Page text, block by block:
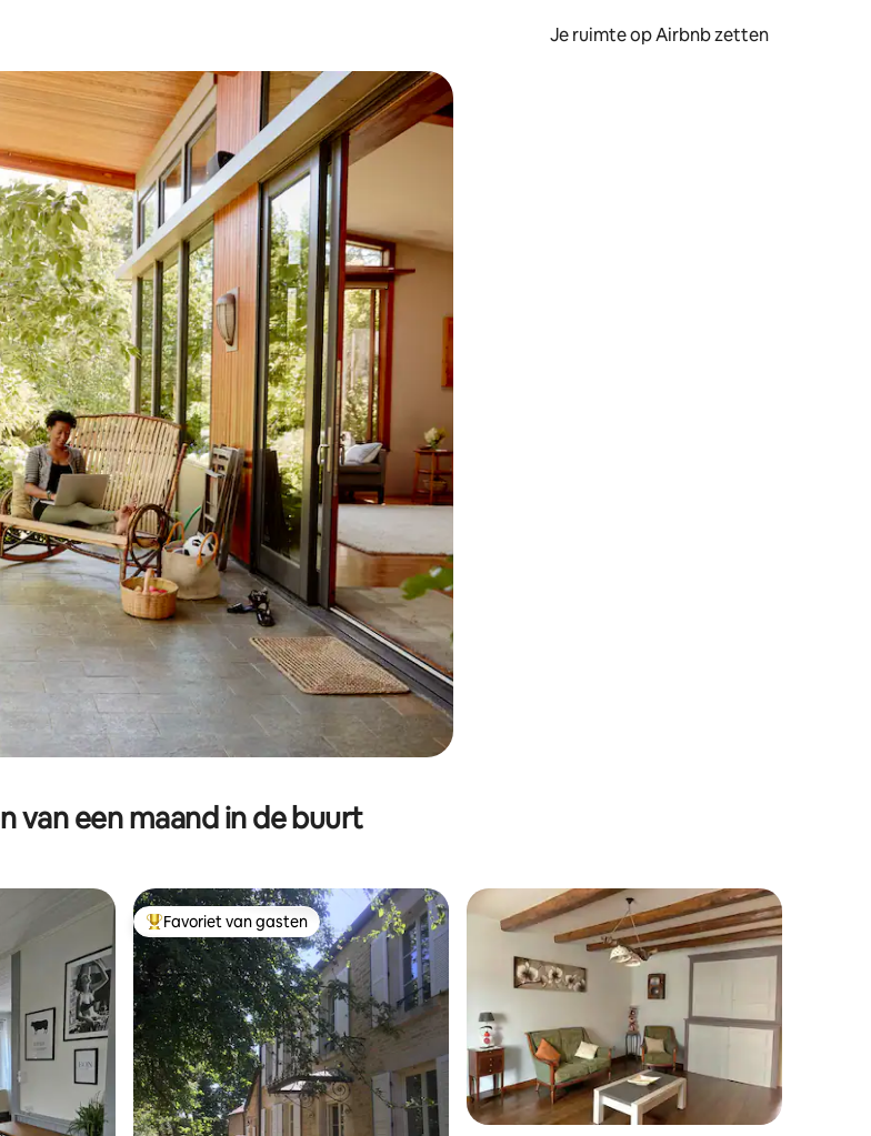
Je ruimte op Airbnb zetten
pijltjestoetsen omhoog en omlaag, óf door te tikken of swipen.
van een maand in de buurt
Topfavoriet van gasten
Favoriet van gasten